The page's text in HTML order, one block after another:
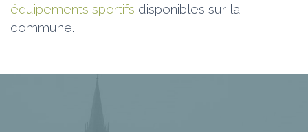
équipements sportifs disponibles sur la
commune.